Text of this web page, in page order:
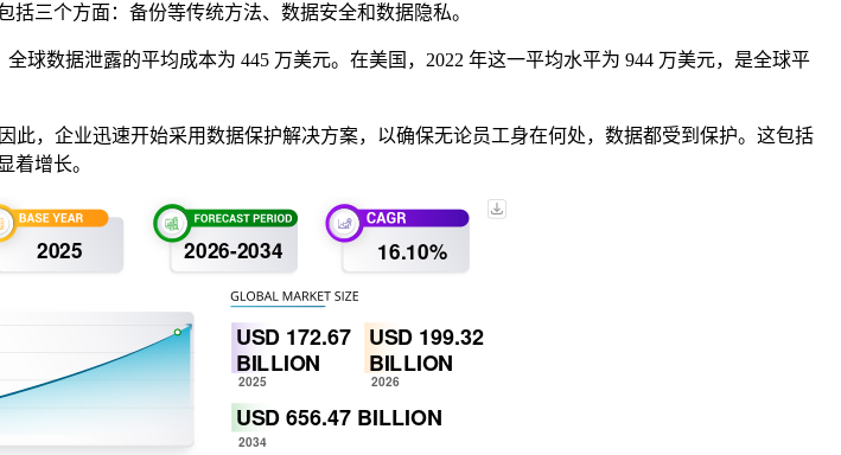
三个方面：备份等传统方法、数据安全和数据隐私。
球数据泄露的平均成本为 445 万美元。在美国，2022 年这一平均水平为 944 万美元，是全球平
，企业迅速开始采用数据保护解决方案，以确保无论员工身在何处，数据都受到保护。这包括
着增长。